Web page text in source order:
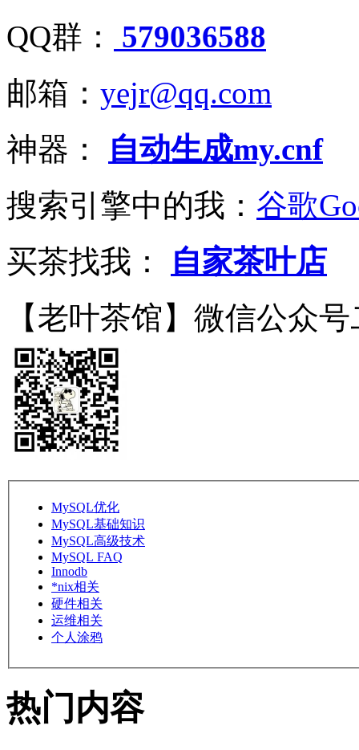
QQ群：
579036588
邮箱： yejr@qq.com
神器：
自动生成my.cnf
搜索引擎中的我： 谷歌
买茶找我：
自家茶叶店
【老叶茶馆】微信公众
MySQL优化
MySQL基础知识
MySQL高级技术
MySQL FAQ
Innodb
*nix相关
硬件相关
运维相关
个人涂鸦
热门内容